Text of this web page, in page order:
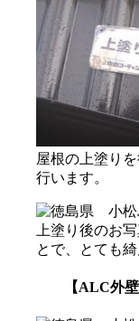
屋根の上塗り
行います。
上塗り後のお
とで、とても
【ALC外